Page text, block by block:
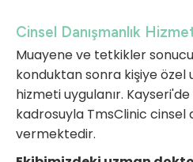
Cinsel Danışmanlık
Muayene ve tetkikler
konduktan sonra kişiye özel
hizmeti uygulanır.
kadrosuyla TmsClinic cinsel
vermektedir.